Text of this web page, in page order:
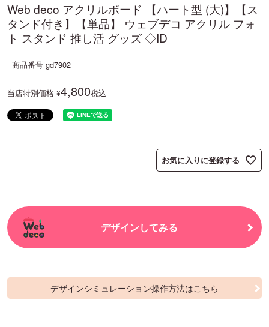
Web deco アクリルボード 【ハート型 (大)】【ス
タンド付き】【単品】 ウェブデコ アクリル フォ
ト スタンド 推し活 グッズ ◇ID
商品番号 gd7902
当店特別価格 ¥4,800税込
お気に入りに登録する
デザインしてみる
デザインシミュレーション操作方法はこちら